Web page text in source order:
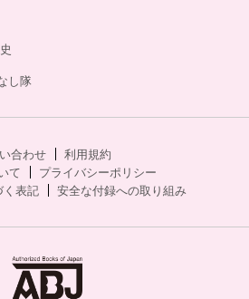
し隊
合わせ
利用規約
て
プライバシーポリシー
表記
安全な付録への取り組み